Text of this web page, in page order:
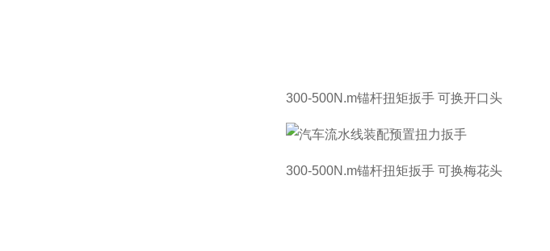
300-500N.m锚杆扭矩扳手 可换开口头
300-500N.m锚杆扭矩扳手 可换梅花头